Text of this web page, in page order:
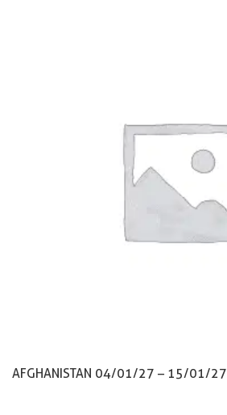
AFGHANISTAN 04/01/27 – 15/01/27